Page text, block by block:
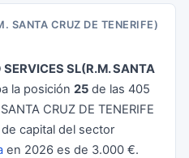
SANTA CRUZ DE TENERIFE)
SERVICES SL(R.M. SANTA
la posición 25 de las 405
CRUZ DE TENERIFE
capital del sector
en 2026 es de 3.000 €.